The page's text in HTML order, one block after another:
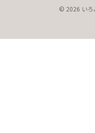
© 2026 いろ